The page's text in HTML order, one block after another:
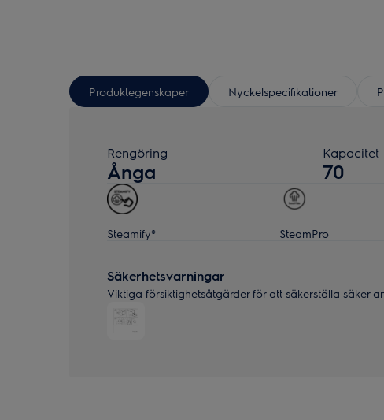
Produktegenskaper Nyckelspecifikationer
Rengöring
Ånga
Kapacitet
70
Steamify® SteamPro
Säkerhetsvarningar
Viktiga försiktighetsåtgärder för att säkerställa säker